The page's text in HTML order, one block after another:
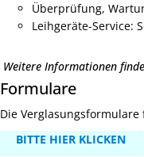
Überprüfung,
Leihgeräte-Service:
Weitere Informationen
Formulare
Die
BITTE HIER KLICKEN